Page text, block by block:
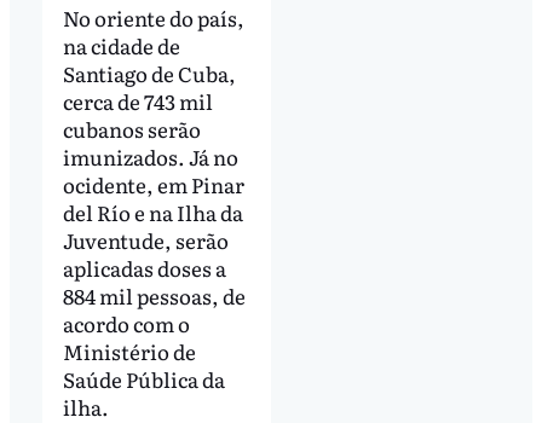
No oriente do país,
na cidade de
Santiago de Cuba,
cerca de 743 mil
cubanos serão
imunizados. Já no
ocidente, em Pinar
del Río e na Ilha da
Juventude, serão
aplicadas doses a
884 mil pessoas, de
acordo com o
Ministério de
Saúde Pública da
ilha.